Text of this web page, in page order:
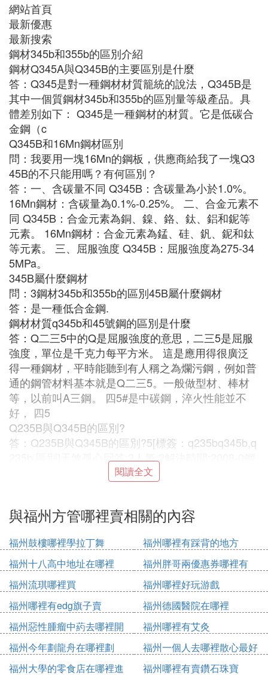
網站首頁
最新優惠
最新搜索
鋼材345b和355b的區別介紹
鋼材Q345A與Q345B的主要區別是什麼
答：Q345是對一種鋼材材質籠統的說法，Q345B是
其中一個質鋼材345b和355b的區別量等級產品。具
體差別如下： Q345是一種鋼材的材質。它是低碳合
金鋼（c
Q345B和16Mn鋼材區別
問：我要用一塊16Mn的鋼板，供應商給我了一塊Q3
45B的不只能用嗎？有何區別？
答：一、含碳量不同 Q345B：含碳量為小於1.0%。
16Mn鋼材：含碳量為0.1%-0.25%。 二、合金元素不
同 Q345B：合金元素為銅、鎳、鉻、鈦、鋁和鈮等
元素。 16Mn鋼材：合金元素為錳、硅、釩、鈮和鈦
等元素。 三、屈服強度 Q345B：屈服強度為275-34
5MPa。
345B屬什麼鋼材
問：3鋼材345b和355b的區別45B屬什麼鋼材
答：是一種低合金鋼.
鋼材材質q345b和45號鋼的區別是什麼
答：Q二三5中的Q是屈服強度的意思，二三5是屈服
強度，單位是千克力每平方米。 這是應用得很廣泛
得一種鋼材，平時能聽到有人稱之為爛污鋼，例如普
通的鋼管材料基本就是Q二三5。一般做型材、棒材
等，以前叫A三鋼。 四5#是中碳鋼，淬火性能並不
好， 四5
Q235B與Q345B的區別?
答：Q235B與Q345B的區別?5[標簽：q235bq345b,q
235b,區別]天煞孤心回答:2人氣:2解決時間:2008-0鋼
材345b和355b的區別8-0920:51檢舉滿意答案Q345
是一種碳素結構鋼的牌號。Q是屈服強度的意思，取
服點數
什麼意
問：還有16Mn、
答：Q是指鋼材屈服點「屈」字漢語拼音首位字母。
後面是數字是代表屈服點是235N/mm2 ，335N/mm2
，245N/mm2後面的字母代表是等級為B，共分ABC
D幾個等級。 16Mn代表是錳鋼，含碳量為百分之0.1
6
鋼材345c能代替345b嗎
答：可以。牌號後字母B表示保證化學成分；C則表
閱讀全文
與福州方管哪裡賣相關的內容
福州鼓樓哪裡學拉丁舞
福州哪裡有踩背的地方
福州十八高中地址在哪裡
福州胖哥兩優惠券哪裡有
福州流琪哪裡買
福州哪裡好玩游戲
福州哪裡有edg旗子賣
福州德國醫院在哪裡
福州惡性腫瘤中葯去哪裡開
福州哪裡有艾灸
福州今年劃龍舟在哪裡劃
福州一個人去哪裡散心最好
福州大學的零食店在哪裡進
福州哪裡有賣鑽石珠寶